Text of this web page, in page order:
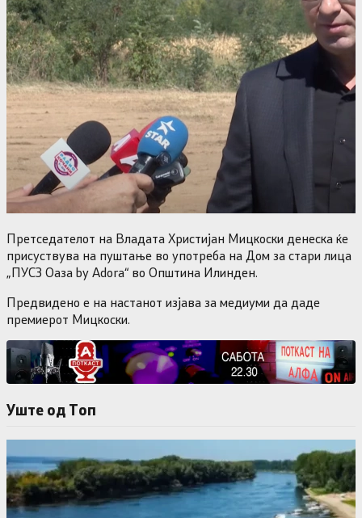
Претседателот на Владата Христијан Мицкоски денеска ќе
присуствува на пуштање во употреба на Дом за стари лица
„ПУСЗ Оаза by Adora“ во Општина Илинден.
Предвидено е на настанот изјава за медиуми да даде
премиерот Мицкоски.
Уште од Tоп